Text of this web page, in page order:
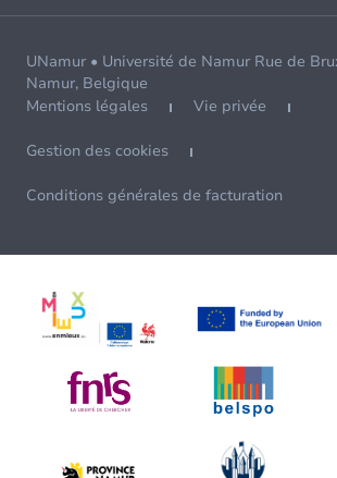
UNamur • Université de Namur Rue de
Namur, Belgique
Mentions légales
Vie privée
Gestion des cookies
Conditions générales de facturation